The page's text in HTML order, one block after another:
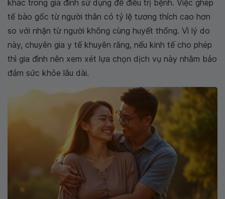
khác trong gia đình sử dụng để điều trị bệnh. Việc ghép
tế bào gốc từ người thân có tỷ lệ tương thích cao hơn
so với nhận từ người không cùng huyết thống. Vì lý do
này, chuyên gia y tế khuyên rằng, nếu kinh tế cho phép
thì gia đình nên xem xét lựa chọn dịch vụ này nhằm bảo
đảm sức khỏe lâu dài.